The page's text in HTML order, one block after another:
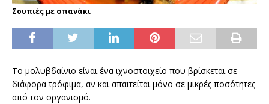
Σουπιές με σπανάκι
Το μολυβδαίνιο είναι ένα ιχνοστοιχείο που βρίσκεται σε
διάφορα τρόφιμα, αν και απαιτείται μόνο σε μικρές ποσότητες
από τον οργανισμό.